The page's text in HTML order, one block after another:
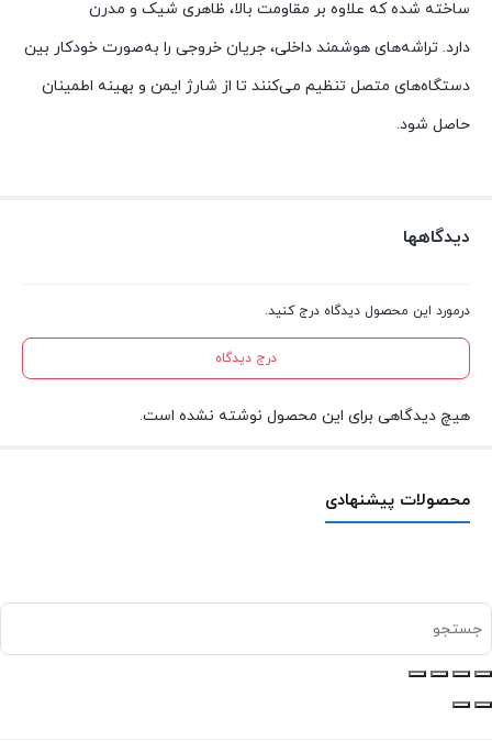
ساخته شده که علاوه بر مقاومت بالا، ظاهری شیک و مدرن
دارد. تراشه‌های هوشمند داخلی، جریان خروجی را به‌صورت خودکار بین
دستگاه‌های متصل تنظیم می‌کنند تا از شارژ ایمن و بهینه اطمینان
حاصل شود.
دیدگاهها
درمورد این محصول دیدگاه درج کنید.
درج دیدگاه
هیچ دیدگاهی برای این محصول نوشته نشده است.
محصولات پیشنهادی